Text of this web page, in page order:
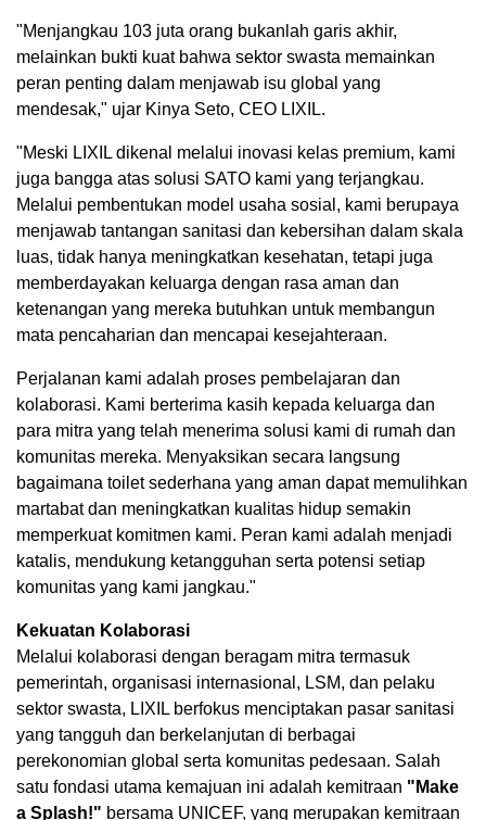
"Menjangkau 103 juta orang bukanlah garis akhir,
melainkan bukti kuat bahwa sektor swasta memainkan
peran penting dalam menjawab isu global yang
mendesak," ujar Kinya Seto, CEO LIXIL.
"Meski LIXIL dikenal melalui inovasi kelas premium, kami
juga bangga atas solusi SATO kami yang terjangkau.
Melalui pembentukan model usaha sosial, kami berupaya
menjawab tantangan sanitasi dan kebersihan dalam skala
luas, tidak hanya meningkatkan kesehatan, tetapi juga
memberdayakan keluarga dengan rasa aman dan
ketenangan yang mereka butuhkan untuk membangun
mata pencaharian dan mencapai kesejahteraan.
Perjalanan kami adalah proses pembelajaran dan
kolaborasi. Kami berterima kasih kepada keluarga dan
para mitra yang telah menerima solusi kami di rumah dan
komunitas mereka. Menyaksikan secara langsung
bagaimana toilet sederhana yang aman dapat memulihkan
martabat dan meningkatkan kualitas hidup semakin
memperkuat komitmen kami. Peran kami adalah menjadi
katalis, mendukung ketangguhan serta potensi setiap
komunitas yang kami jangkau."
Kekuatan Kolaborasi
Melalui kolaborasi dengan beragam mitra termasuk
pemerintah, organisasi internasional, LSM, dan pelaku
sektor swasta, LIXIL berfokus menciptakan pasar sanitasi
yang tangguh dan berkelanjutan di berbagai
perekonomian global serta komunitas pedesaan. Salah
satu fondasi utama kemajuan ini adalah kemitraan "Make
a Splash!" bersama UNICEF, yang merupakan kemitraan